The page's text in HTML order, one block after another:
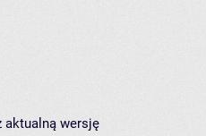
aktualną wersję